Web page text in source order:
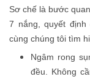
Sơ chế là bước
7 nắng, quyết
cùng chúng tôi tìm
Ngâm rong
đều. Không